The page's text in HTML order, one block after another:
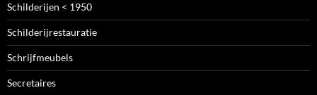
Schilderijen < 1950
Schilderijrestauratie
Schrijfmeubels
Secretaires